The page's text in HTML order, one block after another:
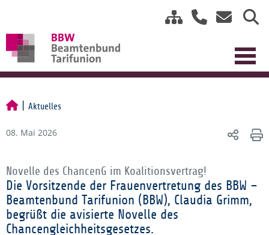
Aktuelles
08. Mai 2026
Novelle des ChancenG im Koalitionsvertrag!
Die Vorsitzende der Frauenvertretung des BBW –
Beamtenbund Tarifunion (BBW), Claudia Grimm,
begrüßt die avisierte Novelle des
Chancengleichheitsgesetzes.